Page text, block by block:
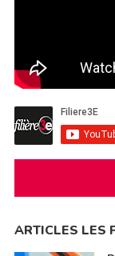
ARTICLES LES